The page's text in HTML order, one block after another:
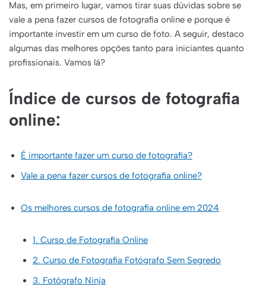
Mas, em primeiro lugar, vamos tirar suas dúvidas sobre se
vale a pena fazer cursos de fotografia online e porque é
importante investir em um curso de foto. A seguir, destaco
algumas das melhores opções tanto para iniciantes quanto
profissionais. Vamos lá?
Índice de cursos de fotografia
online:
É importante fazer um curso de fotografia?
Vale a pena fazer cursos de fotografia online?
Os melhores cursos de fotografia online em 2024
1. Curso de Fotografia Online
2. Curso de Fotografia Fotógrafo Sem Segredo
3. Fotógrafo Ninja